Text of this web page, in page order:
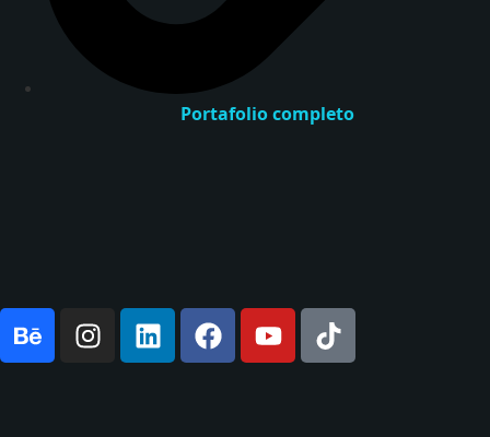
Portafolio completo